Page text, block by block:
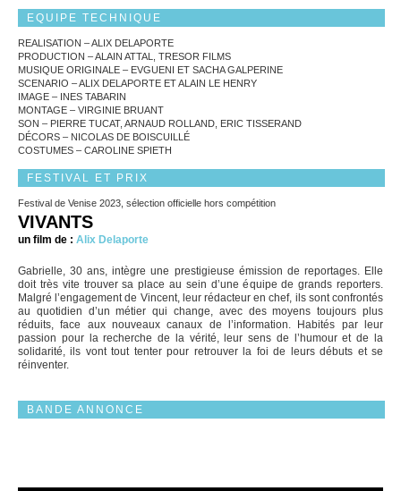
EQUIPE TECHNIQUE
REALISATION – ALIX DELAPORTE
PRODUCTION – ALAIN ATTAL, TRESOR FILMS
MUSIQUE ORIGINALE – EVGUENI ET SACHA GALPERINE
SCENARIO – ALIX DELAPORTE ET ALAIN LE HENRY
IMAGE – INES TABARIN
MONTAGE – VIRGINIE BRUANT
SON – PIERRE TUCAT, ARNAUD ROLLAND, ERIC TISSERAND
DÉCORS – NICOLAS DE BOISCUILLÉ
COSTUMES – CAROLINE SPIETH
FESTIVAL ET PRIX
Festival de Venise 2023, sélection officielle hors compétition
VIVANTS
un film de : Alix Delaporte
Gabrielle, 30 ans, intègre une prestigieuse émission de reportages. Elle
doit très vite trouver sa place au sein d’une équipe de grands reporters.
Malgré l’engagement de Vincent, leur rédacteur en chef, ils sont confrontés
au quotidien d’un métier qui change, avec des moyens toujours plus
réduits, face aux nouveaux canaux de l’information. Habités par leur
passion pour la recherche de la vérité, leur sens de l’humour et de la
solidarité, ils vont tout tenter pour retrouver la foi de leurs débuts et se
réinventer.
BANDE ANNONCE